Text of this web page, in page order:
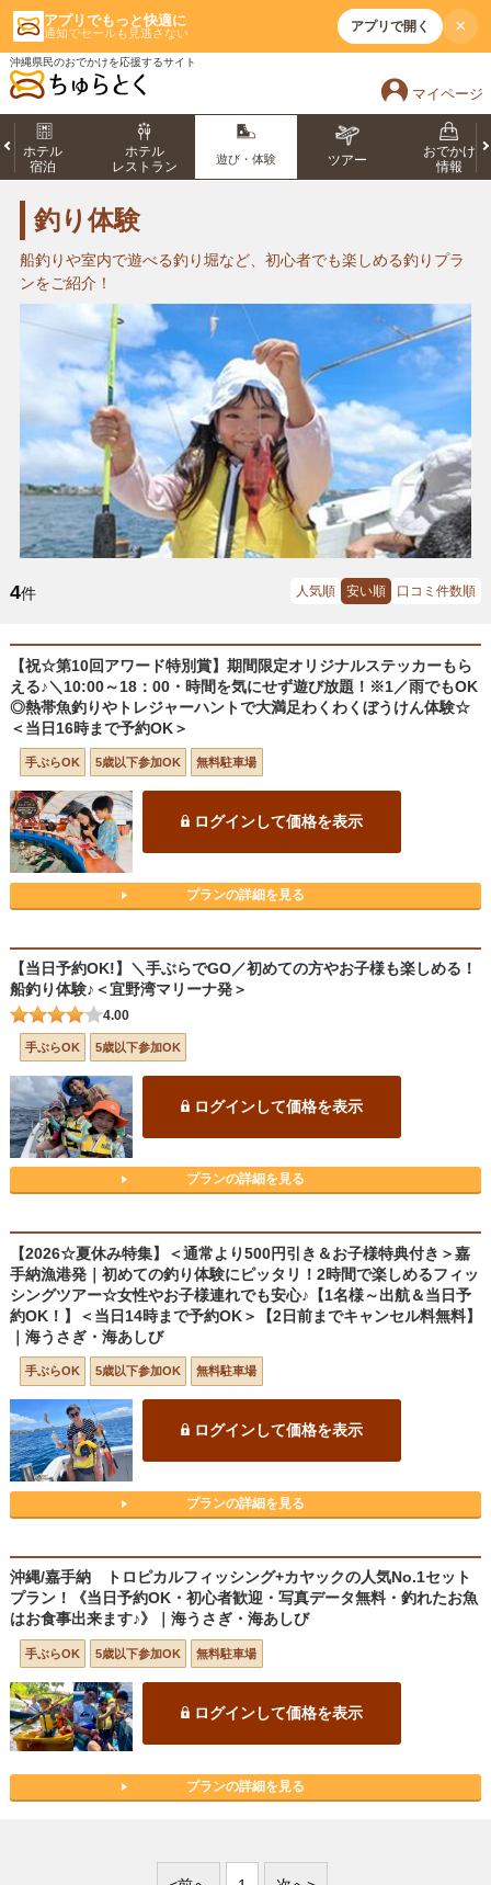
アプリでもっと快適に
通知でセールも見逃さない アプリで開く ×
沖縄県民のおでかけを応援するサイト
マイページ
ホテル
宿泊
ホテル
レストラン
遊び・体験 ツアー
おでかけ
情報
釣り体験
船釣りや室内で遊べる釣り堀など、初心者でも楽しめる釣りプラ
ンをご紹介！
4件 人気順 安い順 口コミ件数順
【祝☆第10回アワード特別賞】期間限定オリジナルステッカーもら
える♪＼10:00～18：00・時間を気にせず遊び放題！※1／雨でもOK
◎熱帯魚釣りやトレジャーハントで大満足わくわくぼうけん体験☆
＜当日16時まで予約OK＞
手ぶらOK 5歳以下参加OK 無料駐車場
ログインして価格を表示
プランの詳細を見る
【当日予約OK!】＼手ぶらでGO／初めての方やお子様も楽しめる！
船釣り体験♪＜宜野湾マリーナ発＞
4.00
手ぶらOK 5歳以下参加OK
ログインして価格を表示
プランの詳細を見る
【2026☆夏休み特集】＜通常より500円引き＆お子様特典付き＞嘉
手納漁港発｜初めての釣り体験にピッタリ！2時間で楽しめるフィッ
シングツアー☆女性やお子様連れでも安心♪【1名様～出航＆当日予
約OK！】＜当日14時まで予約OK＞【2日前までキャンセル料無料】
｜海うさぎ・海あしび
手ぶらOK 5歳以下参加OK 無料駐車場
ログインして価格を表示
プランの詳細を見る
沖縄/嘉手納 トロピカルフィッシング+カヤックの人気No.1セット
プラン！《当日予約OK・初心者歓迎・写真データ無料・釣れたお魚
はお食事出来ます♪》｜海うさぎ・海あしび
手ぶらOK 5歳以下参加OK 無料駐車場
ログインして価格を表示
プランの詳細を見る